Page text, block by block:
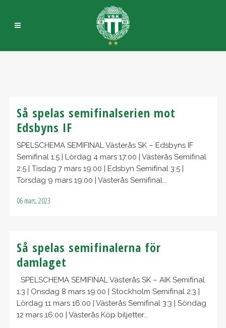
Så spelas semifinalserien mot
Edsbyns IF
SPELSCHEMA SEMIFINAL Västerås SK – Edsbyns IF
Semifinal 1:5 | Lördag 4 mars 17:00 | Västerås Semifinal
2:5 | Tisdag 7 mars 19:00 | Edsbyn Semifinal 3:5 |
Torsdag 9 mars 19:00 | Västerås Semifinal...
06 mars, 2023
Så spelas semifinalerna för
damlaget
SPELSCHEMA SEMIFINAL Västerås SK – AIK Semifinal
1:3 | Onsdag 8 mars 19:00 | Stockholm Semifinal 2:3 |
Lördag 11 mars 16:00 | Västerås Semifinal 3:3 | Söndag
12 mars 16:00 | Västerås Köp biljetter...